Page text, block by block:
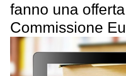
fanno una
Commissione